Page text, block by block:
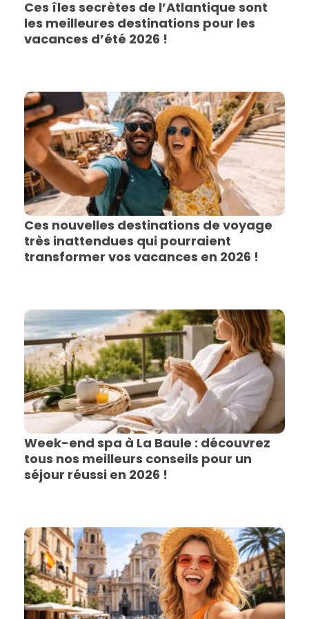
Ces îles secrètes de l’Atlantique sont
les meilleures destinations pour les
vacances d’été 2026 !
Ces nouvelles destinations de voyage
très inattendues qui pourraient
transformer vos vacances en 2026 !
Week-end spa à La Baule : découvrez
tous nos meilleurs conseils pour un
séjour réussi en 2026 !